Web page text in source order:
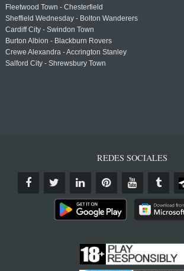
Fleetwood Town - Chesterfield
Sheffield Wednesday - Bolton Wanderers
Cardiff City - Swindon Town
Burton Albion - Blackburn Rovers
Crewe Alexandra - Accrington Stanley
Salford City - Shrewsbury Town
REDES SOCIALES